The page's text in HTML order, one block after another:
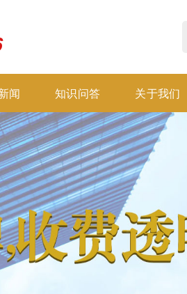
闻 知识问答 关于我们